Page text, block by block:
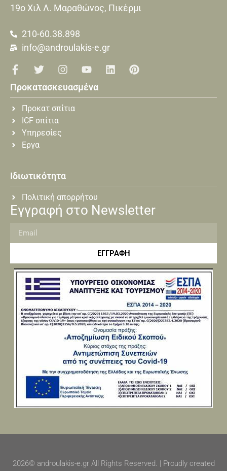
19o Xιλ Λ. Μαραθώνος, Πικέρμι
210-60.38.898
info@androulakis-e.gr
Προκατασκευασμένα
Προκατ σπίτια
ICF σπίτια
Υπηρεσίες
Εργα
Ιδιωτικότητα
Πολιτική απορρήτου
Εγγραφή στο Newsletter
ΕΓΓΡΑΦΗ
2026© androulakis-e.gr All Rights Reserved. | Proudly created